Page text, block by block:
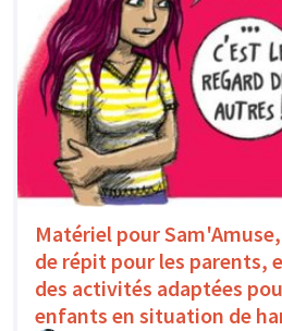
Matériel pour
de répit pour les parents,
des activités adaptées
enfants en situation de